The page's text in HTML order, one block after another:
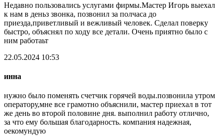
Недавно пользовались услугами фирмы.Мастер Игорь выехал
к нам в деньз звонка, позвонил за полчаса до
приезда,приветливый и вежливый человек. Сделал поверку
быстро, объяснял по ходу все детали. Очень приятно было с
ним работаьт
22.05.2024 10:53
инна
нужно было поменять счетчик горячей воды.позвонила утром
оператору,мне все грамотно объяснили, мастер приехал в тот
же день во второй половине дня. выполнил работу отлично,
за что ему большая благодарность. компания надежная,
оекомундую